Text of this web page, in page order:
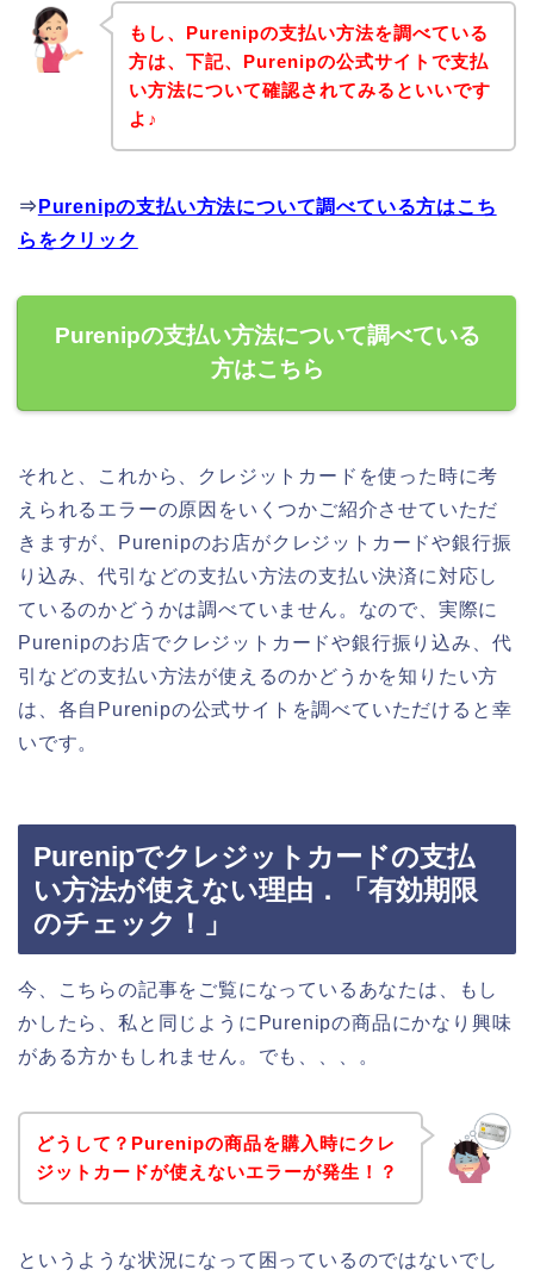
もし、Purenipの支払い方法を調べている
方は、下記、Purenipの公式サイトで支払
い方法について確認されてみるといいです
よ♪
⇒ Purenipの支払い方法について調べている方はこち
らをクリック
Purenipの支払い方法について調べている
方はこちら
それと、これから、クレジットカードを使った時に考
えられるエラーの原因をいくつかご紹介させていただ
きますが、Purenipのお店がクレジットカードや銀行振
り込み、代引などの支払い方法の支払い決済に対応し
ているのかどうかは調べていません。なので、実際に
Purenipのお店でクレジットカードや銀行振り込み、代
引などの支払い方法が使えるのかどうかを知りたい方
は、各自Purenipの公式サイトを調べていただけると幸
いです。
Purenipでクレジットカードの支払
い方法が使えない理由．「有効期限
のチェック！」
今、こちらの記事をご覧になっているあなたは、もし
かしたら、私と同じようにPurenipの商品にかなり興味
がある方かもしれません。でも、、、。
どうして？Purenipの商品を購入時にクレ
ジットカードが使えないエラーが発生！？
というような状況になって困っているのではないでし